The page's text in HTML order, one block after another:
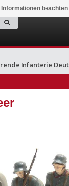
Infanterie
Informationen